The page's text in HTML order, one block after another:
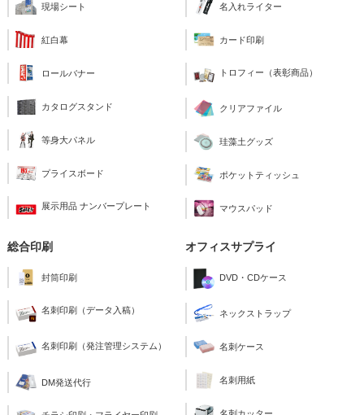
現場シート
紅白幕
ロールバナー
カタログスタンド
等身大パネル
プライスボード
展示用品 ナンバープレート
名入れライター
カード印刷
トロフィー（表彰商品）
クリアファイル
珪藻土グッズ
ポケットティッシュ
マウスパッド
総合印刷
封筒印刷
名刺印刷（データ入稿）
名刺印刷（発注管理システム）
DM発送代行
オフィスサプライ
DVD・CDケース
ネックストラップ
名刺ケース
名刺用紙